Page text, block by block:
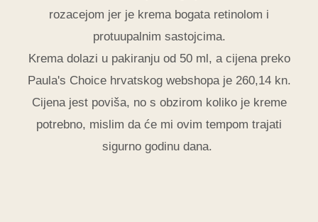
rozacejom jer je krema bogata retinolom i
protuupalnim sastojcima.
Krema dolazi u pakiranju od 50 ml, a cijena preko
Paula's Choice hrvatskog webshopa je 260,14 kn.
Cijena jest poviša, no s obzirom koliko je kreme
potrebno, mislim da će mi ovim tempom trajati
sigurno godinu dana.